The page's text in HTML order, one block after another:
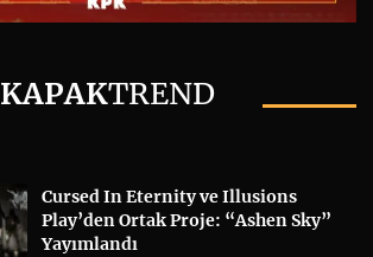
KAPAKTREND
Cursed In Eternity ve Illusions
Play’den Ortak Proje: “Ashen Sky”
Yayımlandı